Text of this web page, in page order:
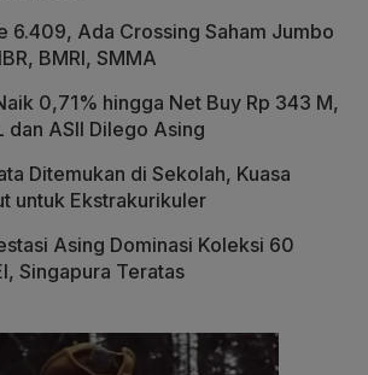
6.409, Ada Crossing Saham Jumbo
BMRI, SMMA
0,71% hingga Net Buy Rp 343 M,
dan ASII Dilego Asing
Ditemukan di Sekolah, Kuasa
untuk Ekstrakurikuler
Asing Dominasi Koleksi 60
Singapura Teratas